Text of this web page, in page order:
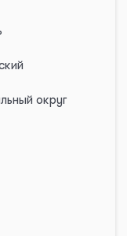
округ